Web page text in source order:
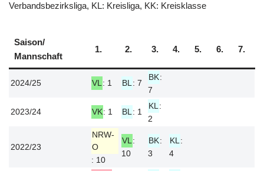
Verbandsbezirksliga, KL: Kreisliga, KK: Kreisklasse
Saison/
Mannschaft
1. 2. 3. 4. 5. 6. 7.
2024/25 VL: 1 BL: 7
BK:
7
2023/24 VK: 1 BL: 1
KL:
2
2022/23
NRW-
O
: 10
VL:
10
BK:
3
KL:
4